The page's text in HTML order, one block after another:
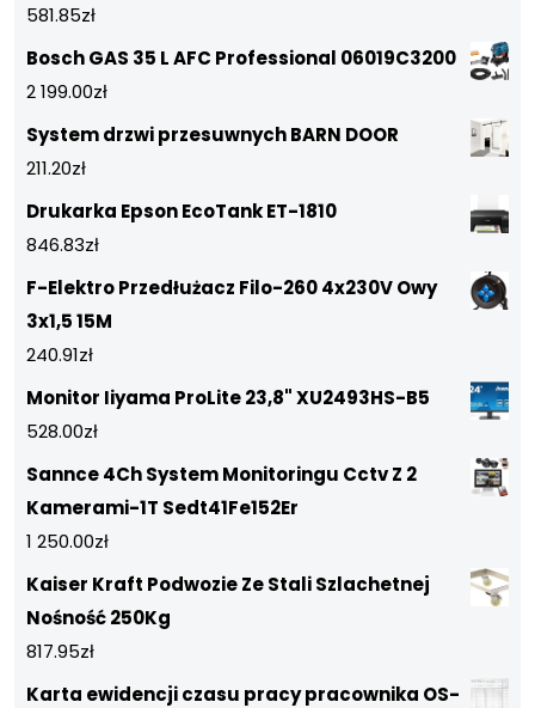
581.85zł
Bosch GAS 35 L AFC Professional 06019C3200
2 199.00zł
System drzwi przesuwnych BARN DOOR
211.20zł
Drukarka Epson EcoTank ET-1810
846.83zł
F-Elektro Przedłużacz Filo-260 4x230V Owy
3x1,5 15M
240.91zł
Monitor Iiyama ProLite 23,8" XU2493HS-B5
528.00zł
Sannce 4Ch System Monitoringu Cctv Z 2
Kamerami-1T Sedt41Fe152Er
1 250.00zł
Kaiser Kraft Podwozie Ze Stali Szlachetnej
Nośność 250Kg
817.95zł
Karta ewidencji czasu pracy pracownika OS-